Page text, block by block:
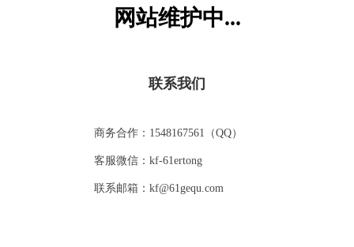
网站维护中...
联系我们
商务合作：1548167561（QQ）
客服微信：kf-61ertong
联系邮箱：kf@61gequ.com